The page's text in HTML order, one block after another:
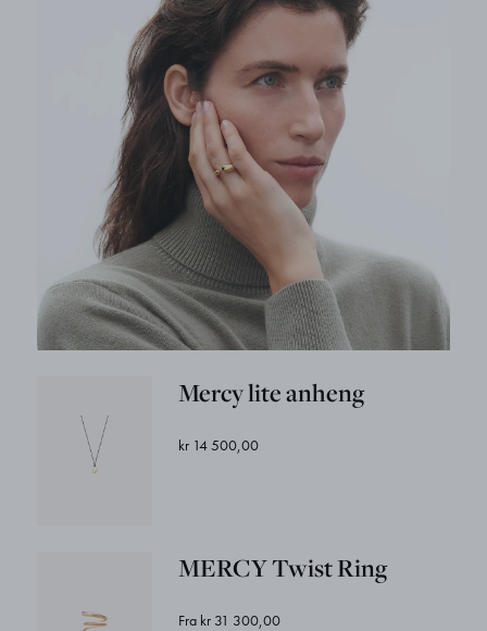
Mercy lite anheng
kr 14 500,00
MERCY Twist Ring
Fra kr 31 300,00